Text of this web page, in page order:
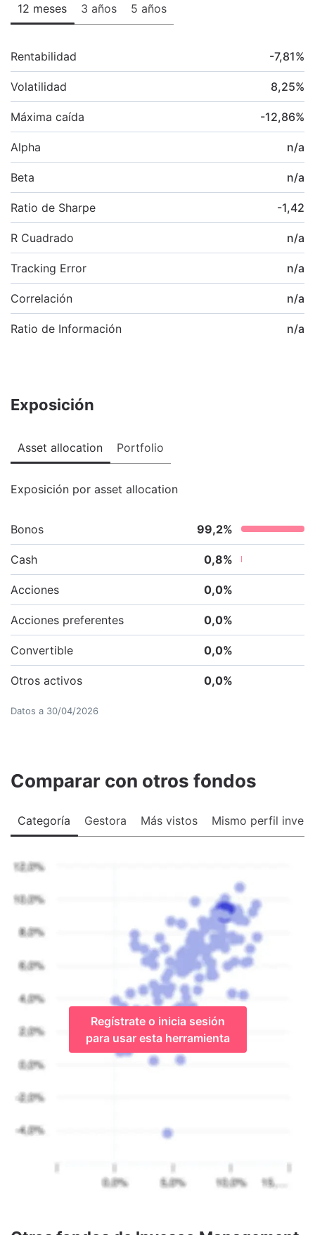
12 meses 3 años 5 años
Rentabilidad -7,81%
Volatilidad 8,25%
Máxima caída -12,86%
Alpha n/a
Beta n/a
Ratio de Sharpe -1,42
R Cuadrado n/a
Tracking Error n/a
Correlación n/a
Ratio de Información n/a
Exposición
Asset allocation Portfolio
Exposición por asset allocation
Bonos 99,2%
Cash 0,8%
Acciones 0,0%
Acciones preferentes 0,0%
Convertible 0,0%
Otros activos 0,0%
Datos a 30/04/2026
Comparar con otros fondos
Categoría Gestora Más vistos Mismo perfil
Regístrate o inicia sesión
para usar esta herramienta